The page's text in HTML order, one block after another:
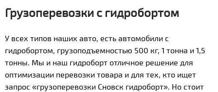
Грузоперевозки с гидробортом
У всех типов наших авто, есть автомобили с
гидробортом, грузоподъемностью 500 кг, 1 тонна и 1,5
тонны. Мы и наш гидроборт отличное решение для
оптимизации перевозки товара и для тех, кто ищет
запрос «грузоперевозки Сновск гидроборт». Но стоит